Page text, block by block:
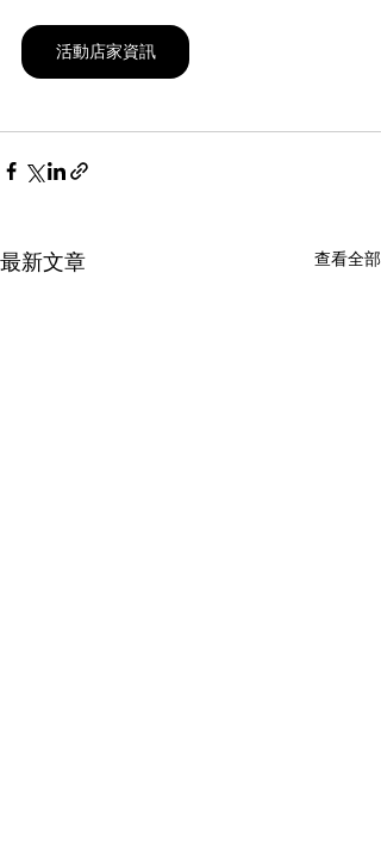
活動店家資訊
最新文章 查看全部